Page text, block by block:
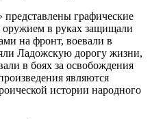
графические
оружием в руках защищали
на фронт, воевали в
Ладожскую дорогу жизни,
в боях за освобождения
являются
истории народного